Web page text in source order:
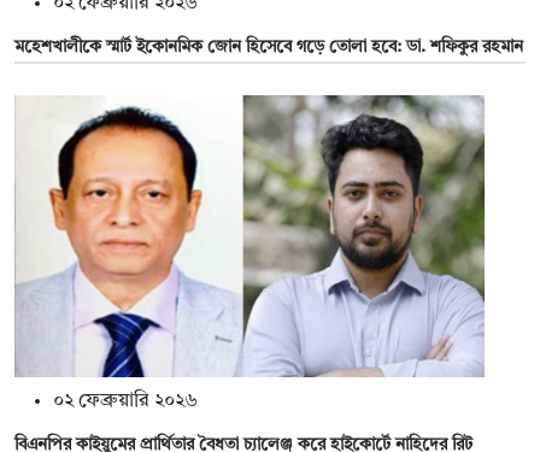
মহেশখালীকে স্মার্ট ইকোনমিক জোন হিসেবে গড়ে তোলা হবে: ডা. শফিকুর রহমান
০২ ফেব্রুয়ারি ২০২৬
বিএনপির কাইয়ুমের প্রার্থিতার বৈধতা চ্যালেঞ্জ করে হাইকোর্টে নাহিদের রিট